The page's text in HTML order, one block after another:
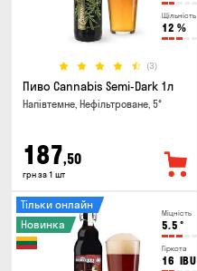
Щільність
12 %
(3)
Пиво Cannabis Semi-Dark 1л
Напівтемне, Нефільтроване, 5°
187,50
грн за 1 шт
Міцність
5.5 °
Гіркота
16 IBU
Тільки онлайн
Новинка